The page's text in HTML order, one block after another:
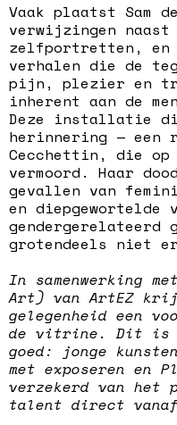
Vaak plaatst Sam
verwijzingen
zelfportretten, en
verhalen die de
pijn, plezier en
inherent aan de
Deze installatie
herinnering — een
Cecchettin, die op
vermoord. Haar
gevallen van
en diepgewortelde
gendergerelateerd
grotendeels niet
In samenwerking
Art) van ArtEZ
gelegenheid een
de vitrine. Dit is
goed: jonge
met exposeren en
verzekerd van het
talent direct vanaf